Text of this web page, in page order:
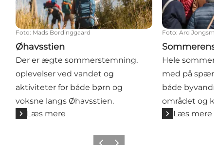
Foto: Mads Bordinggaard
Øhavsstien
Der er ægte sommerstemning,
oplevelser ved vandet og
aktiviteter for både børn og
voksne langs Øhavsstien.
Læs mere
Foto: Ard
Hele
med på
både
området og
Læs mere